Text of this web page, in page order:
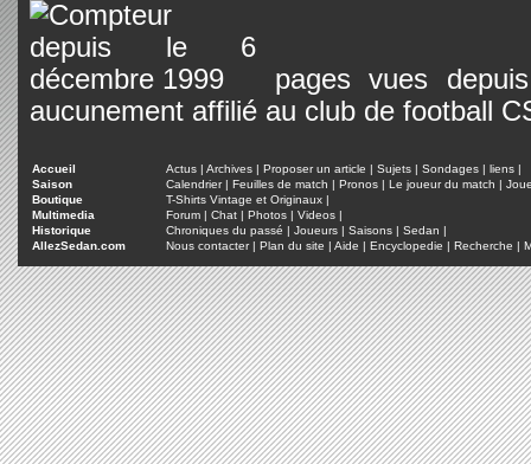
pages vues
aucunement affilié au club de football
Accueil Actus | Archives | Proposer un article | Sujets | Sondages | liens |
Saison
Calendrier| Feuilles de match | Pronos | Le joueur du match |
Boutique
T-Shirts Vintage et Originaux |
Multimedia
Forum | Chat | Photos | Videos |
Historique
Chroniques du passé | Joueurs | Saisons | Sedan |
AllezSedan.com
Nous contacter| Plan du site | Aide | Encyclopedie | Recherche |